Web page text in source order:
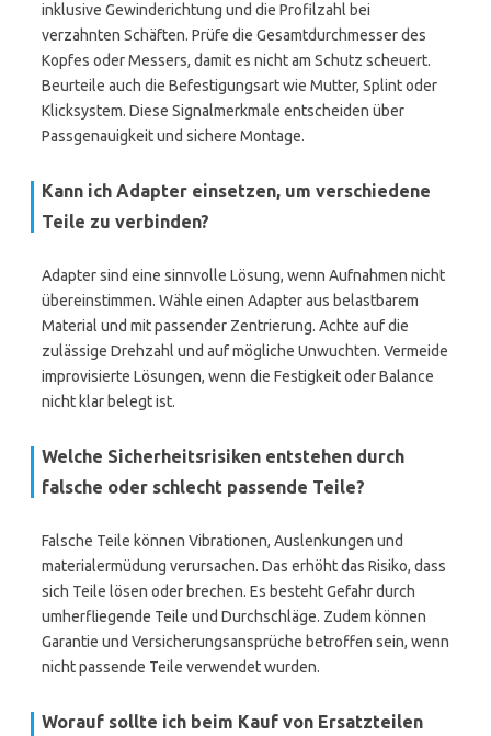
inklusive Gewinderichtung und die Profilzahl bei
verzahnten Schäften. Prüfe die Gesamtdurchmesser des
Kopfes oder Messers, damit es nicht am Schutz scheuert.
Beurteile auch die Befestigungsart wie Mutter, Splint oder
Klicksystem. Diese Signalmerkmale entscheiden über
Passgenauigkeit und sichere Montage.
Kann ich Adapter einsetzen, um verschiedene
Teile zu verbinden?
Adapter sind eine sinnvolle Lösung, wenn Aufnahmen nicht
übereinstimmen. Wähle einen Adapter aus belastbarem
Material und mit passender Zentrierung. Achte auf die
zulässige Drehzahl und auf mögliche Unwuchten. Vermeide
improvisierte Lösungen, wenn die Festigkeit oder Balance
nicht klar belegt ist.
Welche Sicherheitsrisiken entstehen durch
falsche oder schlecht passende Teile?
Falsche Teile können Vibrationen, Auslenkungen und
materialermüdung verursachen. Das erhöht das Risiko, dass
sich Teile lösen oder brechen. Es besteht Gefahr durch
umherfliegende Teile und Durchschläge. Zudem können
Garantie und Versicherungsansprüche betroffen sein, wenn
nicht passende Teile verwendet wurden.
Worauf sollte ich beim Kauf von Ersatzteilen